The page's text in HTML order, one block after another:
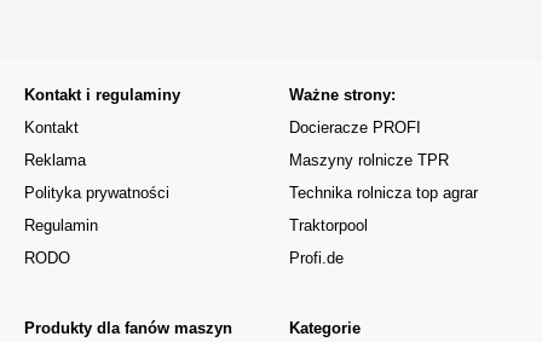
Kontakt i regulaminy
Kontakt
Reklama
Polityka prywatności
Regulamin
RODO
Kategorie
Produkty dla fanów maszyn
Ważne strony:
Docieracze PROFI
Maszyny rolnicze TPR
Technika rolnicza top agrar
Traktorpool
Profi.de